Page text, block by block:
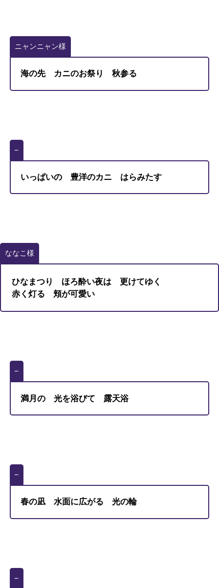
ニャンニャン様
海の先 カニのお祭り 秋参る
–
いっぱいの 豊洋のカニ はらみたす
ななこ様
ひなまつり ほろ酔い夜は 更けてゆく
赤く灯る 頬が可愛い
–
満月の 光を浴びて 露天浴
–
春の凪 水面に広がる 光の輪
–